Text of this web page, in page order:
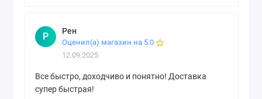
Р Рен
Оценил(а) магазин на 5.0
12.09.2025
Все быстро, доходчиво и понятно! Доставка
супер быстрая!